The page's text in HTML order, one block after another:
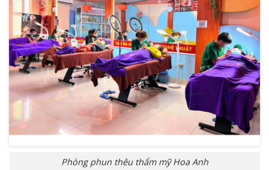
Phòng phun thêu thẩm mỹ Hoa Anh